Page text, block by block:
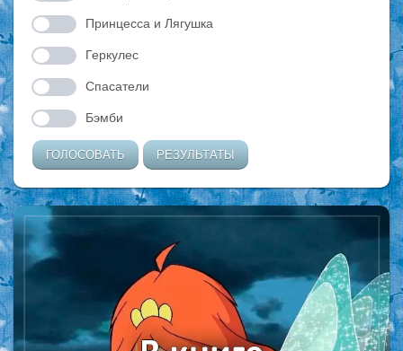
Принцесса и Лягушка
Геркулес
Спасатели
Бэмби
ГОЛОСОВАТЬ РЕЗУЛЬТАТЫ